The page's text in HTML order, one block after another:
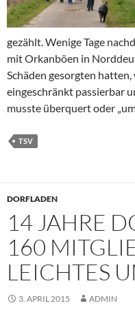
gezählt. Wenige Tage
mit Orkanböen in
Schäden gesorgten
eingeschränkt passierbar
musste überquert oder
TSV
DORFLADEN
14 JAHRE
160
LEICHTES
3. APRIL 2015 ADMIN